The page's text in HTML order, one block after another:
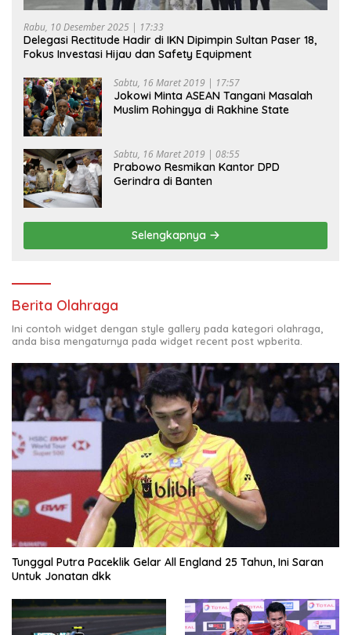
Rabu, 10 Desember 2025 | 17:33
Delegasi Rectitude Hadir di IKN Dipimpin Sultan Paser 18,
Fokus Investasi Hijau dan Safety Equipment
Sabtu, 16 Maret 2019 | 17:57
Jokowi Minta ASEAN Tangani Masalah
Muslim Rohingya di Rakhine State
Sabtu, 16 Maret 2019 | 08:55
Prabowo Resmikan Kantor DPD
Gerindra di Banten
Selengkapnya
Berita Olahraga
Ini contoh widget dengan style gallery pada kategori olahraga,
anda bisa mengaturnya pada widget recent post wpberita.
Tunggal Putra Paceklik Gelar All England 25 Tahun, Ini Saran
Untuk Jonatan dkk